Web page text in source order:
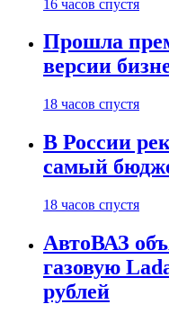
16 часов спустя
Прошла
версии
18 часов спустя
В России
самый
18 часов спустя
АвтоВАЗ
газовую
рублей